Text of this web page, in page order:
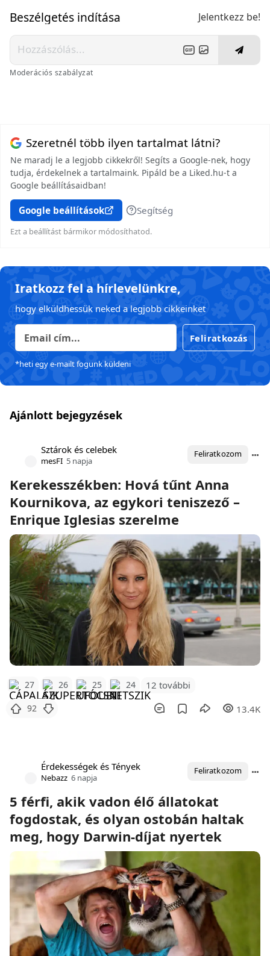
Beszélgetés indítása Jelentkezz be!
Moderációs szabályzat
Szeretnél több ilyen tartalmat látni?
Ne maradj le a legjobb cikkekről! Segíts a Google-nek, hogy
tudja, érdekelnek a tartalmaink. Pipáld be a Liked.hu-t a
Google beállításaidban!
Google beállítások Segítség
Ezt a beállítást bármikor módosíthatod.
Iratkozz fel a hírlevelünkre,
hogy elküldhessük neked a legjobb cikkeinket
Feliratkozás
*heti egy e-mailt fogunk küldeni
Ajánlott bejegyzések
Sztárok és celebek
mesFI 5 napja
Feliratkozom
Kerekesszékben: Hová tűnt Anna
Kournikova, az egykori teniszező –
Enrique Iglesias szerelme
27 26 25 24 12 további
92 13.4K
Érdekességek és Tények
Nebazz 6 napja
Feliratkozom
5 férfi, akik vadon élő állatokat
fogdostak, és olyan ostobán haltak
meg, hogy Darwin-díjat nyertek